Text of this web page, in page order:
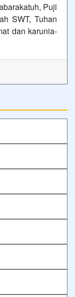
Puji
SWT, Tuhan
dan karunia-